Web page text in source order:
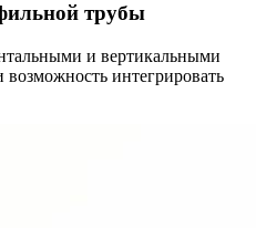
трубы
и вертикальными
интегрировать